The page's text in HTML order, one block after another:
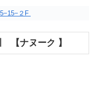
２F
【ナヌーク 】